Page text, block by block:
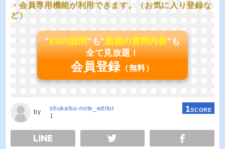
・会員専用機能が利用できます。（お気に入り登録な
ど）
"ESの設問"も"面接の質問内容"も
全て見放題！
会員登録 （無料）
by
shukatsu-note_editor
1
1SCORE
TWEET